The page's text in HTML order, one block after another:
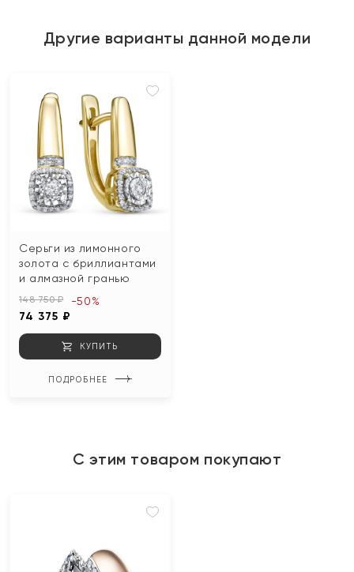
Другие варианты данной модели
Серьги из лимонного
золота с бриллиантами
и алмазной гранью
148 750 ₽
74 375 ₽
-50%
КУПИТЬ
ПОДРОБНЕЕ
С этим товаром покупают